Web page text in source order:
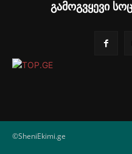
გამოგვყევი
©SheniEkimi.ge